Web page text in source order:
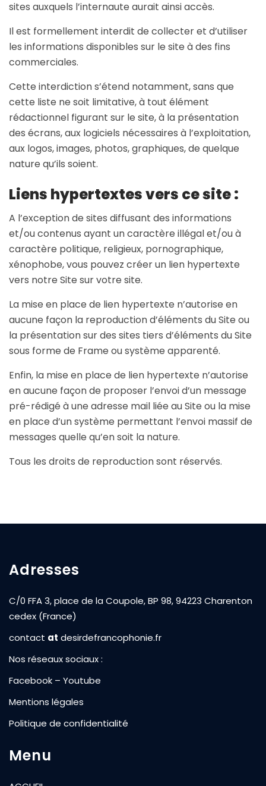
sites auxquels l’internaute aurait ainsi accès.
Il est formellement interdit de collecter et d’utiliser
les informations disponibles sur le site à des fins
commerciales.
Cette interdiction s’étend notamment, sans que
cette liste ne soit limitative, à tout élément
rédactionnel figurant sur le site, à la présentation
des écrans, aux logiciels nécessaires à l’exploitation,
aux logos, images, photos, graphiques, de quelque
nature qu’ils soient.
Liens hypertextes vers ce site :
A l’exception de sites diffusant des informations
et/ou contenus ayant un caractère illégal et/ou à
caractère politique, religieux, pornographique,
xénophobe, vous pouvez créer un lien hypertexte
vers notre Site sur votre site.
La mise en place de lien hypertexte n’autorise en
aucune façon la reproduction d’éléments du Site ou
la présentation sur des sites tiers d’éléments du Site
sous forme de Frame ou système apparenté.
Enfin, la mise en place de lien hypertexte n’autorise
en aucune façon de proposer l’envoi d’un message
pré-rédigé à une adresse mail liée au Site ou la mise
en place d’un système permettant l’envoi massif de
messages quelle qu’en soit la nature.
Tous les droits de reproduction sont réservés.
Adresses
C/0 FFA 3, place de la Coupole, BP 98, 94223 Charenton
cedex (France)
contact at desirdefrancophonie.fr
Nos réseaux sociaux :
Facebook – Youtube
Mentions légales
Politique de confidentialité
Menu